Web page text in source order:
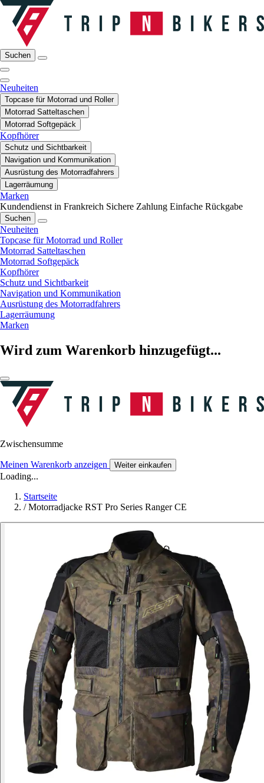
Suchen
Neuheiten
Topcase für Motorrad und Roller
Motorrad Satteltaschen
Motorrad Softgepäck
Kopfhörer
Schutz und Sichtbarkeit
Navigation und Kommunikation
Ausrüstung des Motorradfahrers
Lagerräumung
Marken
Kundendienst in Frankreich Sichere Zahlung Einfache Rückgabe
Suchen
Neuheiten
Topcase für Motorrad und Roller
Motorrad Satteltaschen
Motorrad Softgepäck
Kopfhörer
Schutz und Sichtbarkeit
Navigation und Kommunikation
Ausrüstung des Motorradfahrers
Lagerräumung
Marken
Wird zum Warenkorb hinzugefügt...
Zwischensumme
Meinen Warenkorb anzeigen Weiter einkaufen
Loading...
Startseite
/ Motorradjacke RST Pro Series Ranger CE